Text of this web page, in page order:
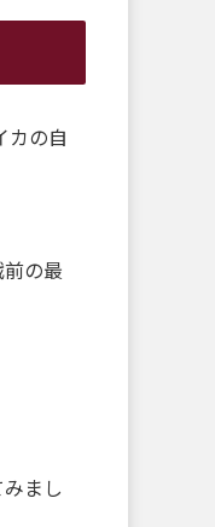
カの自
の最
まし